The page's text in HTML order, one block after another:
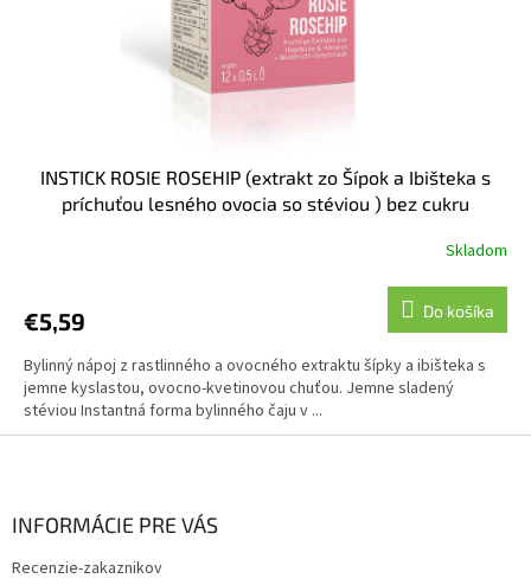
INSTICK ROSIE ROSEHIP (extrakt zo Šípok a Ibišteka s
príchuťou lesného ovocia so stéviou ) bez cukru
Skladom
€5,59 Do košíka
Bylinný nápoj z rastlinného a ovocného extraktu šípky a ibišteka s
jemne kyslastou, ovocno-kvetinovou chuťou. Jemne sladený
stéviou Instantná forma bylinného čaju v ...
INFORMÁCIE PRE VÁS
Recenzie-zakaznikov